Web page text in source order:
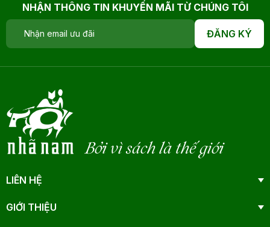
NHẬN THÔNG TIN KHUYẾN MÃI TỪ CHÚNG TÔI
ĐĂNG KÝ
Bởi vì sách là thế giới
LIÊN HỆ
GIỚI THIỆU